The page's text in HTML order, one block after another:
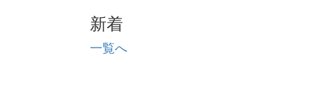
新着
一覧へ